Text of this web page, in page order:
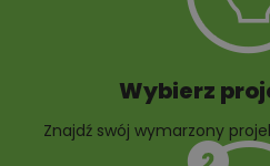
10 projektów rabat
Wybierz
Znajdź swój wymarzony